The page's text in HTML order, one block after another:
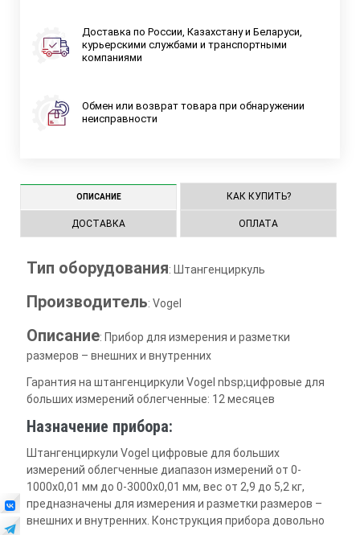
Доставка по России, Казахстану и Беларуси,
курьерскими службами и транспортными
компаниями
Обмен или возврат товара при обнаружении
неисправности
ОПИСАНИЕ КАК КУПИТЬ?
ДОСТАВКА ОПЛАТА
Тип оборудования: Штангенциркуль
Производитель: Vogel
Описание: Прибор для измерения и разметки
размеров – внешних и внутренних
Гарантия на штангенциркули Vogel nbsp;цифровые для
больших измерений облегченные: 12 месяцев
Назначение прибора:
Штангенциркули Vogel цифровые для больших
измерений облегченные диапазон измерений от 0-
1000х0,01 мм до 0-3000х0,01 мм, вес от 2,9 до 5,2 кг,
предназначены для измерения и разметки размеров –
внешних и внутренних. Конструкция прибора довольно